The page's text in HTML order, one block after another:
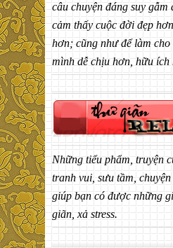
câu chuyện đáng suy gẫm
cảm thấy cuộc đời đẹp
hơn; cũng như để làm cho
mình dễ chịu hơn, hữu ích
Những tiểu phẩm, truyện
tranh vui, sưu tầm,
giúp bạn có được những
giãn, xả stress.